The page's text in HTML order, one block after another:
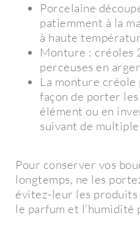
Porcelaine
patiemment à la
à haute
Monture : créoles
perceuses en
La monture
façon de porter
élément ou en
suivant de
Pour conserver vos
longtemps, ne les
évitez-leur les produits
le parfum et l’humidité